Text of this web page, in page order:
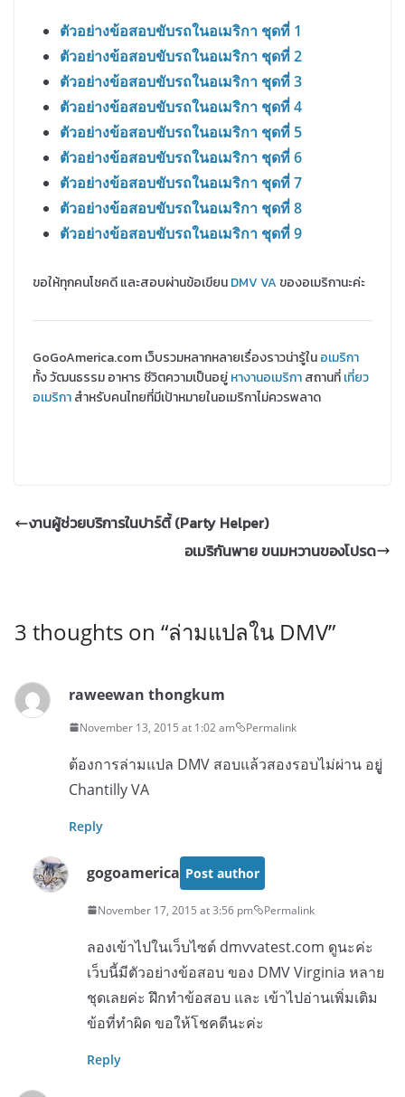
ตัวอย่างข้อสอบขับรถในอเมริกา ชุดที่ 1
ตัวอย่างข้อสอบขับรถในอเมริกา ชุดที่ 2
ตัวอย่างข้อสอบขับรถในอเมริกา ชุดที่ 3
ตัวอย่างข้อสอบขับรถในอเมริกา ชุดที่ 4
ตัวอย่างข้อสอบขับรถในอเมริกา ชุดที่ 5
ตัวอย่างข้อสอบขับรถในอเมริกา ชุดที่ 6
ตัวอย่างข้อสอบขับรถในอเมริกา ชุดที่ 7
ตัวอย่างข้อสอบขับรถในอเมริกา ชุดที่ 8
ตัวอย่างข้อสอบขับรถในอเมริกา ชุดที่ 9
ขอให้ทุกคนโชคดี และสอบผ่านข้อเขียนDMV VA ของอเมริกานะค่ะ
GoGoAmerica.com เว็บรวมหลากหลายเรื่องราวน่ารู้ในอเมริกา
ทั้ง วัฒนธรรม อาหาร ชีวิตความเป็นอยู่หางานอเมริกาสถานที่เที่ยว
อเมริกาสำหรับคนไทยที่มีเป้าหมายในอเมริกาไม่ควรพลาด
งานผู้ช่วยบริการในปาร์ตี้ (Party Helper)
อเมริกันพาย ขนมหวานของโปรด
3 thoughts on “ล่ามแปลใน DMV”
raweewan thongkum
November 13, 2015 at 1:02 am Permalink
ต้องการล่ามแปล DMV สอบแล้วสองรอบไม่ผ่าน อยูู่
Chantilly VA
Reply
gogoamerica Post author
November 17, 2015 at 3:56 pm Permalink
ลองเข้าไปในเว็บไซต์ dmvvatest.com ดูนะค่ะ
เว็บนี้มีตัวอย่างข้อสอบ ของ DMV Virginia หลาย
ชุดเลยค่ะ ฝึกทำข้อสอบ และ เข้าไปอ่านเพิ่มเติม
ข้อที่ทำผิด ขอให้โชคดีนะค่ะ
Reply